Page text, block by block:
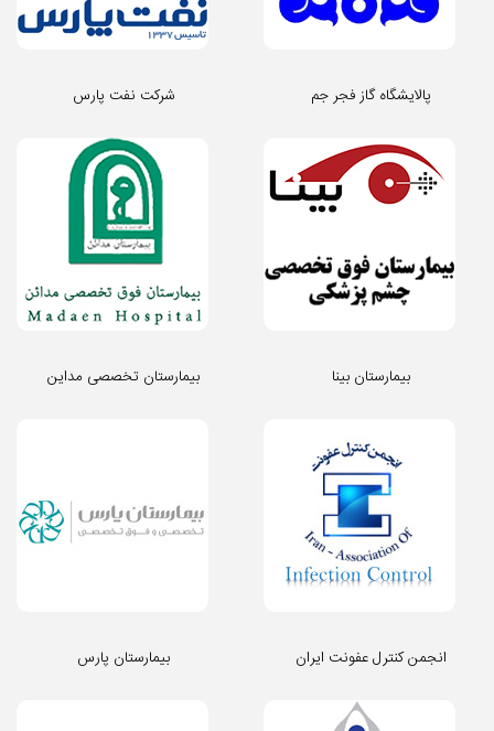
شرکت نفت پارس پالایشگاه گاز فجر جم
بیمارستان تخصصی مداین بیمارستان بینا
بیمارستان پارس انجمن کنترل عفونت ایران